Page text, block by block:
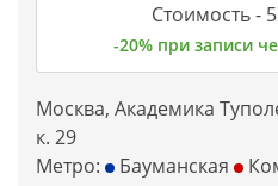
Стоимость -
-20% при записи
Москва, Академика
к. 29
Метро:
Бауманская